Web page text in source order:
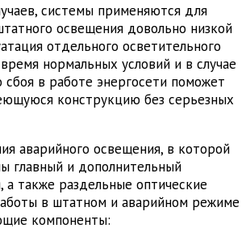
системы применяются для
освещения довольно низкой
отдельного осветительного
нормальных условий и в случае
в работе энергосети поможет
конструкцию без серьезных
аварийного освещения, в которой
главный и дополнительный
а также раздельные оптические
в штатном и аварийном режиме
компоненты: